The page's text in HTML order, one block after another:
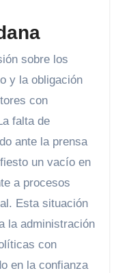
sobre los
y la obligación
con
falta de
ante la prensa
un vacío en
a procesos
Esta situación
la administración
con
en la confianza